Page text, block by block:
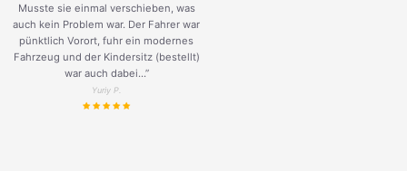
Musste sie einmal verschieben, was
auch kein Problem war. Der Fahrer war
pünktlich Vorort, fuhr ein modernes
Fahrzeug und der Kindersitz (bestellt)
war auch dabei...”
Yuriy P.